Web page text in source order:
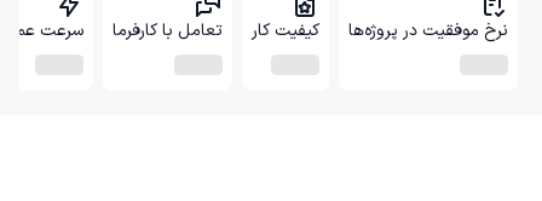
نرخ موفقیت در پروژه‌ها کیفیت کار تعامل با کارفرما سرعت عمل